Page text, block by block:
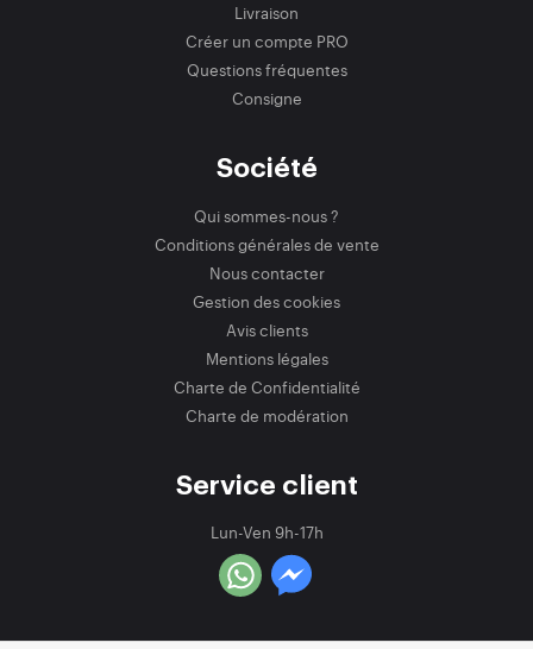
Livraison
Créer un compte PRO
Questions fréquentes
Consigne
Société
Qui sommes-nous ?
Conditions générales de vente
Nous contacter
Gestion des cookies
Avis clients
Mentions légales
Charte de Confidentialité
Charte de modération
Service client
Lun-Ven 9h-17h